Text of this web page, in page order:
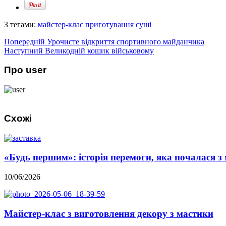
З тегами: майстер-клас приготування суші
Попередній Урочисте відкриття спортивного майданчика
Наступний Великодній кошик військовому
Про user
Схожі
«Будь першим»: історія перемоги, яка почалася з
10/06/2026
Майстер-клас з виготовлення декору з мастики